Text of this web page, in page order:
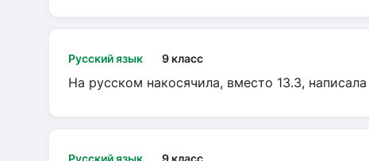
Русский язык 9 класс
На русском накосячила, вместо 13.3,
Русский язык 9 класс